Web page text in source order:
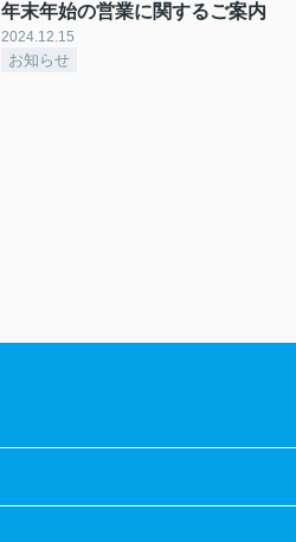
年末年始の営業に関するご案内
2024.12.15
お知らせ